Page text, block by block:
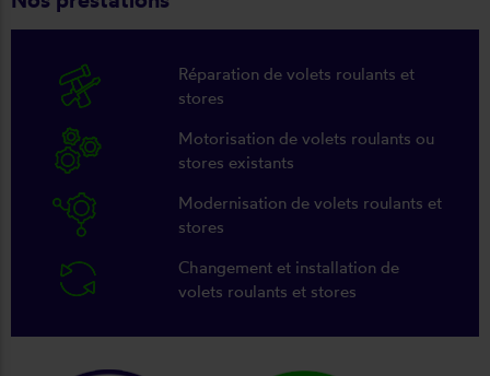
Réparation de volets roulants et
stores
Motorisation de volets roulants ou
stores existants
Modernisation de volets roulants et
stores
Changement et installation de
volets roulants et stores